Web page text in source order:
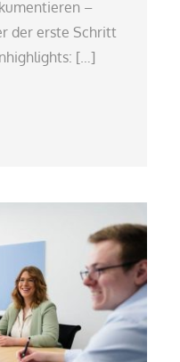
–
der erste Schritt
[…]